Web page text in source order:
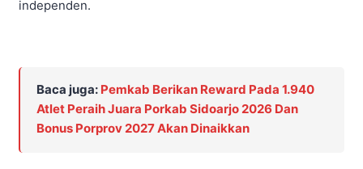
independen.
Baca juga: Pemkab Berikan Reward Pada 1.940
Atlet Peraih Juara Porkab Sidoarjo 2026 Dan
Bonus Porprov 2027 Akan Dinaikkan